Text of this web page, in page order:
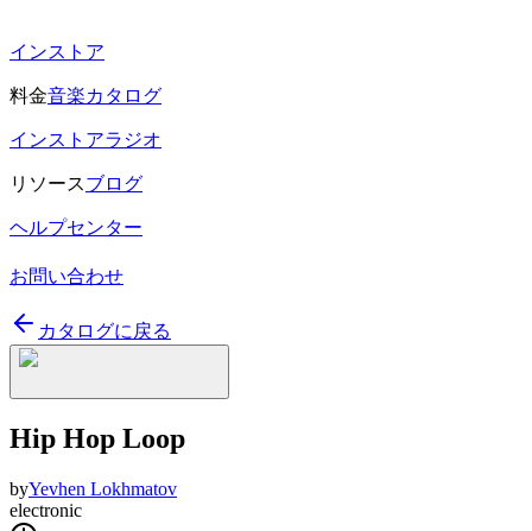
インストア
料金音楽カタログ
インストアラジオ
リソースブログ
ヘルプセンター
お問い合わせ
カタログに戻る
Hip Hop Loop
byYevhen Lokhmatov
electronic